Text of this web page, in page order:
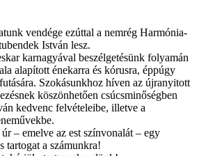
vendége ezúttal a nemrég Harmónia-
István lesz.
karnagyával beszélgetésünk folyamán
alapított énekarra és kórusra, éppúgy
Szokásunkhoz híven az újranyitott
köszönhetően csúcsminőségben
kedvenc felvételeibe, illetve a
– emelve az est színvonalát – egy
tartogat a számunkra!